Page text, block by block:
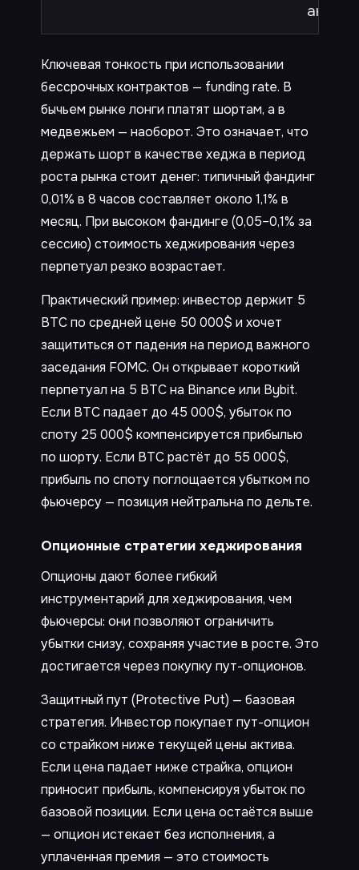
актива
Ключевая тонкость при использовании
бессрочных контрактов — funding rate. В
бычьем рынке лонги платят шортам, а в
медвежьем — наоборот. Это означает, что
держать шорт в качестве хеджа в период
роста рынка стоит денег: типичный фандинг
0,01% в 8 часов составляет около 1,1% в
месяц. При высоком фандинге (0,05–0,1% за
сессию) стоимость хеджирования через
перпетуал резко возрастает.
Практический пример: инвестор держит 5
BTC по средней цене 50 000$ и хочет
защититься от падения на период важного
заседания FOMC. Он открывает короткий
перпетуал на 5 BTC на Binance или Bybit.
Если BTC падает до 45 000$, убыток по
споту 25 000$ компенсируется прибылью
по шорту. Если BTC растёт до 55 000$,
прибыль по споту поглощается убытком по
фьючерсу — позиция нейтральна по дельте.
Опционные стратегии хеджирования
Опционы дают более гибкий
инструментарий для хеджирования, чем
фьючерсы: они позволяют ограничить
убытки снизу, сохраняя участие в росте. Это
достигается через покупку пут-опционов.
Защитный пут (Protective Put) — базовая
стратегия. Инвестор покупает пут-опцион
со страйком ниже текущей цены актива.
Если цена падает ниже страйка, опцион
приносит прибыль, компенсируя убыток по
базовой позиции. Если цена остаётся выше
— опцион истекает без исполнения, а
уплаченная премия — это стоимость